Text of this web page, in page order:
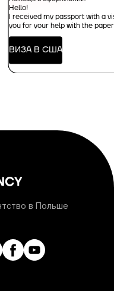
Hello!
I received my passport with a
you for your help with the
ВИЗА В США
в Польше